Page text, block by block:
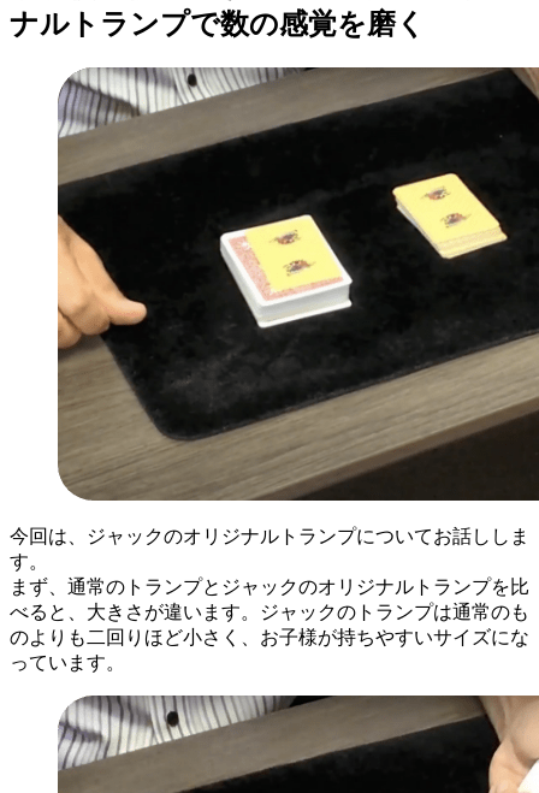
ナルトランプで数の感覚を磨く
今回は、ジャックのオリジナルトランプについてお話ししま
す。
まず、通常のトランプとジャックのオリジナルトランプを比
べると、大きさが違います。ジャックのトランプは通常のも
のよりも二回りほど小さく、お子様が持ちやすいサイズにな
っています。